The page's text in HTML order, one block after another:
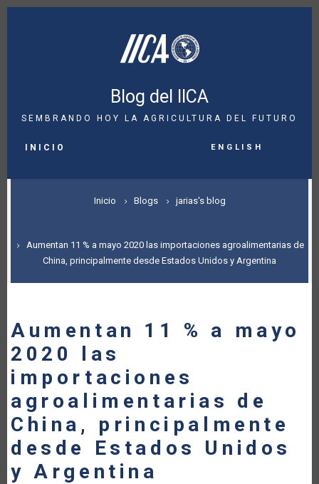
Pasar
Blog del IICA
SEMBRANDO HOY LA AGRICULTURA DEL FUTURO
NAVIGATION
INICIO English
SOBRESCRIBIR
DE
AYUDA
LA
NAVEGACIÓN
Inicio Blogs jarias's blog
Aumentan 11 % a mayo 2020 las importaciones agroalimentarias de
China, principalmente desde Estados Unidos y Argentina
Aumentan 11 % a mayo
2020 las
importaciones
agroalimentarias de
China, principalmente
desde Estados Unidos
y Argentina